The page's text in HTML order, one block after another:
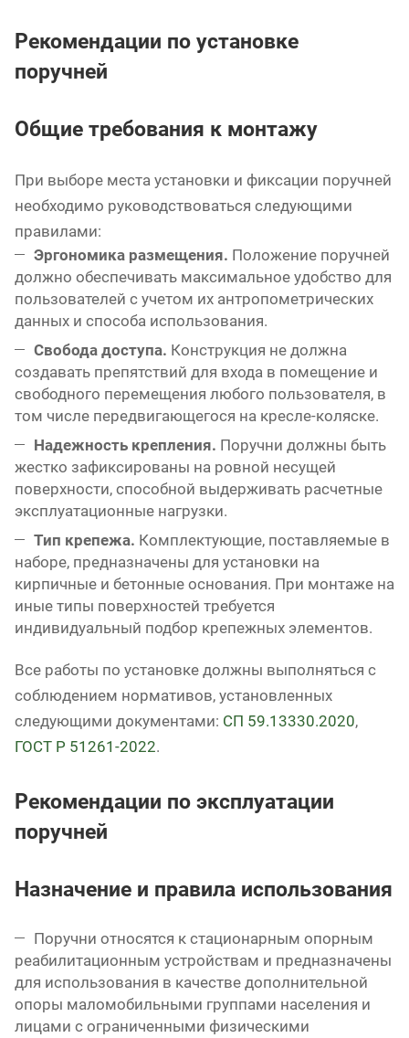
Рекомендации по установке
поручней
Общие требования к монтажу
При выборе места установки и фиксации поручней
необходимо руководствоваться следующими
правилами:
Эргономика размещения. Положение поручней
должно обеспечивать максимальное удобство для
пользователей с учетом их антропометрических
данных и способа использования.
Свобода доступа. Конструкция не должна
создавать препятствий для входа в помещение и
свободного перемещения любого пользователя, в
том числе передвигающегося на кресле-коляске.
Надежность крепления. Поручни должны быть
жестко зафиксированы на ровной несущей
поверхности, способной выдерживать расчетные
эксплуатационные нагрузки.
Тип крепежа. Комплектующие, поставляемые в
наборе, предназначены для установки на
кирпичные и бетонные основания. При монтаже на
иные типы поверхностей требуется
индивидуальный подбор крепежных элементов.
Все работы по установке должны выполняться с
соблюдением нормативов, установленных
следующими документами: СП 59.13330.2020,
ГОСТ Р 51261-2022.
Рекомендации по эксплуатации
поручней
Назначение и правила использования
Поручни относятся к стационарным опорным
реабилитационным устройствам и предназначены
для использования в качестве дополнительной
опоры маломобильными группами населения и
лицами с ограниченными физическими